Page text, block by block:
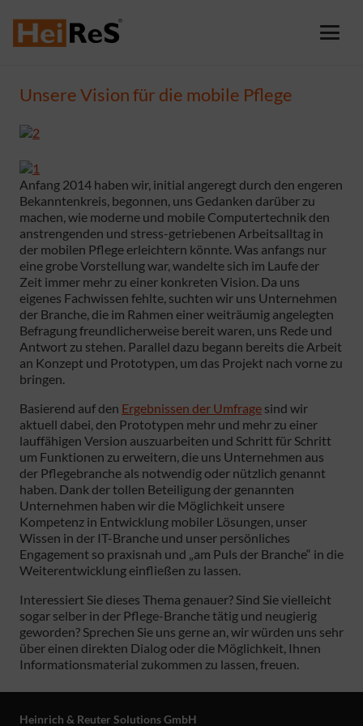
Unsere Vision für die mobile Pflege
Anfang 2014 haben wir, initial angeregt durch den engeren
Bekanntenkreis, begonnen, uns Gedanken darüber zu
machen, wie moderne und mobile Computertechnik den
anstrengenden und stress-getriebenen Arbeitsalltag in
der mobilen Pflege erleichtern könnte. Was anfangs nur
eine grobe Vorstellung war, wandelte sich im Laufe der
Zeit immer mehr zu einer konkreten Vision. Da uns
eigenes Fachwissen fehlte, suchten wir uns Unternehmen
der Branche, die im Rahmen einer weiträumig angelegten
Befragung freundlicherweise bereit waren, uns Rede und
Antwort zu stehen. Parallel dazu begann bereits die Arbeit
an Konzept und Prototypen, um das Projekt nach vorne zu
bringen.
Basierend auf den Ergebnissen der Umfrage sind wir
aktuell dabei, den Prototypen mehr und mehr zu einer
lauffähigen Version auszuarbeiten und Schritt für Schritt
um Funktionen zu erweitern, die uns Unternehmen aus
der Pflegebranche als notwendig oder nützlich genannt
haben. Dank der tollen Beteiligung der genannten
Unternehmen haben wir die Möglichkeit unsere
Kompetenz in Entwicklung mobiler Lösungen, unser
Wissen in der IT-Branche und unser persönliches
Engagement so praxisnah und „am Puls der Branche“ in die
Weiterentwicklung einfließen zu lassen.
Interessiert Sie dieses Thema genauer? Sind Sie vielleicht
sogar selber in der Pflege-Branche tätig und neugierig
geworden? Sprechen Sie uns gerne an, wir würden uns sehr
über einen direkten Dialog oder die Möglichkeit, Ihnen
Informationsmaterial zukommen zu lassen, freuen.
Heinrich & Reuter Solutions GmbH